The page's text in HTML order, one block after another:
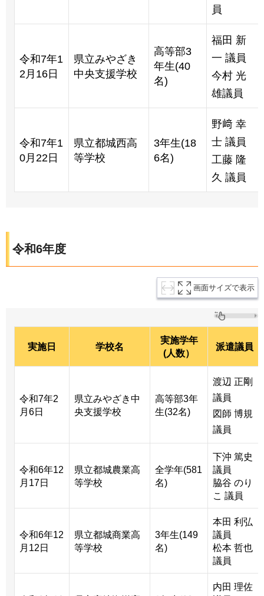
員
令和7年1
2月16日
県立みやざき
中央支援学校
高等部3
年生(40
名)
福田 新
一 議員
今村 光
雄議員
令和7年1
0月22日
県立都城西高
等学校
3年生(18
6名)
野﨑 幸
士 議員
工藤 隆
久 議員
令和6年度
画面サイズで表示
実施日 学校名
実施学年
(人数）
派遣議員
令和7年2
月6日
県立みやざき中
央支援学校
高等部3年
生(32名)
渡辺 正剛
議員
図師 博規
議員
令和6年12
月17日
県立都城農業高
等学校
全学年(581
名)
下沖 篤史
議員
脇谷 のり
こ 議員
令和6年12
月12日
県立都城商業高
等学校
3年生(149
名)
本田 利弘
議員
松本 哲也
議員
内田 理佐